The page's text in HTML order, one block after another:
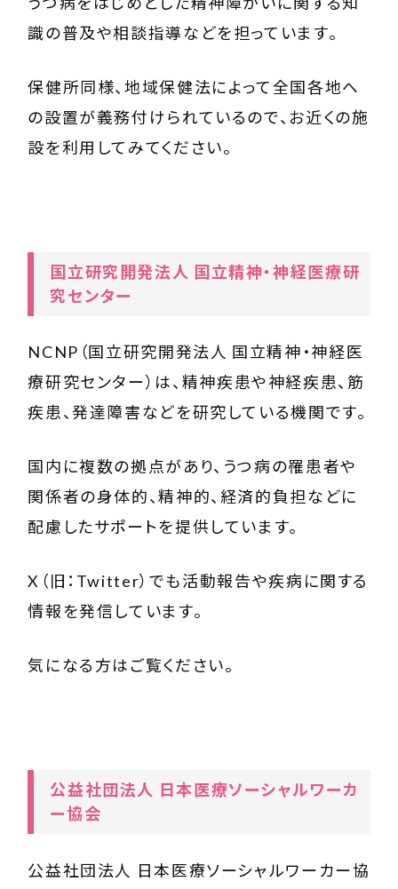
識の普及や相談指導などを担っています。
保健所同様、地域保健法によって全国各地へ
の設置が義務付けられているので、お近くの施
設を利用してみてください。
国立研究開発法人 国立精神・神経医療研
究センター
NCNP（国立研究開発法人 国立精神・神経医
療研究センター） は、精神疾患や神経疾患、筋
疾患、発達障害などを研究している機関です。
国内に複数の拠点があり、うつ病の罹患者や
関係者の身体的、精神的、経済的負担などに
配慮したサポートを提供しています。
X（旧：Twitter）でも活動報告や疾病に関する
情報を発信しています。
気になる方はご覧ください。
公益社団法人 日本医療ソーシャルワーカ
ー協会
公益社団法人 日本医療ソーシャルワーカー協